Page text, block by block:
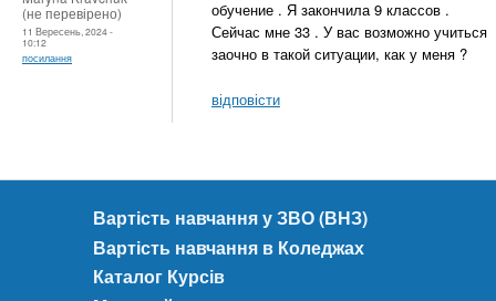
(не перевірено)
11 Вересень, 2024 -
10:12
посилання
обучение . Я закончила 9 классов .
Сейчас мне 33 . У вас возможно учиться
заочно в такой ситуации, как у меня ?
відповісти
Вартість навчання у ЗВО (ВНЗ)
Вартість навчання в Коледжах
Каталог Курсів